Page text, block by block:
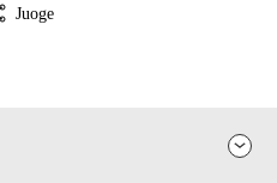
Juoge